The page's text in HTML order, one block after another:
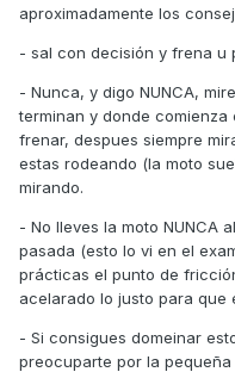
aproximadamente los
- sal con decisión y frena u
- Nunca, y digo NUNCA,
terminan y donde
frenar, despues siempre
estas rodeando (la moto
mirando.
- No lleves la moto NUNCA
pasada (esto lo vi en el
prácticas el punto de
acelarado lo justo para que
- Si consigues domeinar
preocuparte por la